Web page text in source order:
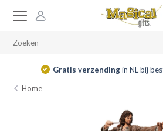
Gratis verzendingin NL bij
Home